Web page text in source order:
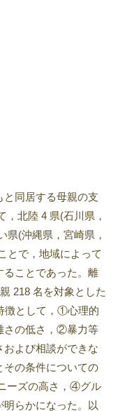
同居する母親の支
北陸 4 県(石川県，
県(沖縄県，宮崎県，
とで，地域によって
ることであった。離
218 名を対象とした
徴として，①心理的
さの低さ，②暴力等
よび相談ができな
の条件についての
ーズの高さ，④グル
らかになった。以